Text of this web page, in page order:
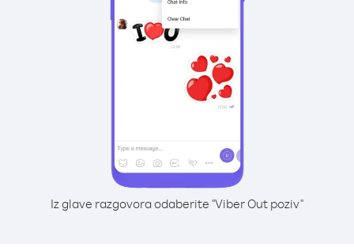
Iz glave razgovora odaberite "Viber Out poziv"